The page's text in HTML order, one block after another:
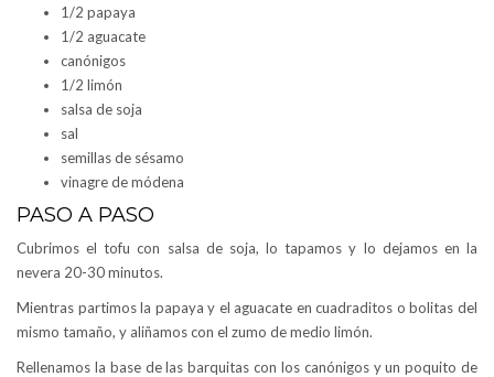
1/2 papaya
1/2 aguacate
canónigos
1/2 limón
salsa de soja
sal
semillas de sésamo
vinagre de módena
PASO A PASO
Cubrimos el tofu con salsa de soja, lo tapamos y lo dejamos en la
nevera 20-30 minutos.
Mientras partimos la papaya y el aguacate en cuadraditos o bolitas del
mismo tamaño, y aliñamos con el zumo de medio limón.
Rellenamos la base de las barquitas con los canónigos y un poquito de